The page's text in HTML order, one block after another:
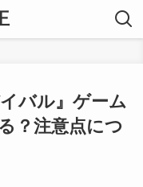
バル』ゲーム
？注意点につ